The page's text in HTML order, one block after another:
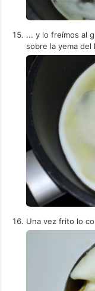
... y lo freímos al
sobre la yema del
Una vez frito lo